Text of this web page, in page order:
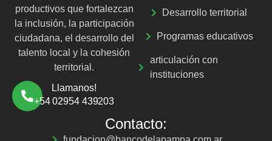
productivos que fortalezcan
la inclusión, la participación
ciudadana, el desarrollo del
talento local y la cohesión
territorial.
Llamanos!
+54 02954 439203
Desarrollo territorial
Programas educativos
articulación con
instituciones
Contacto: